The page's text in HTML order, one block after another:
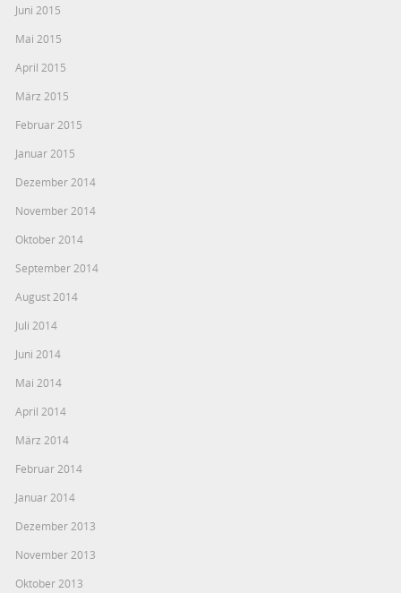
Juni 2015
Mai 2015
April 2015
März 2015
Februar 2015
Januar 2015
Dezember 2014
November 2014
Oktober 2014
September 2014
August 2014
Juli 2014
Juni 2014
Mai 2014
April 2014
März 2014
Februar 2014
Januar 2014
Dezember 2013
November 2013
Oktober 2013